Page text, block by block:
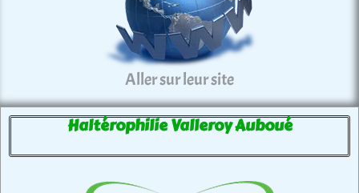
Aller sur leur site
Haltérophilie Valleroy Auboué